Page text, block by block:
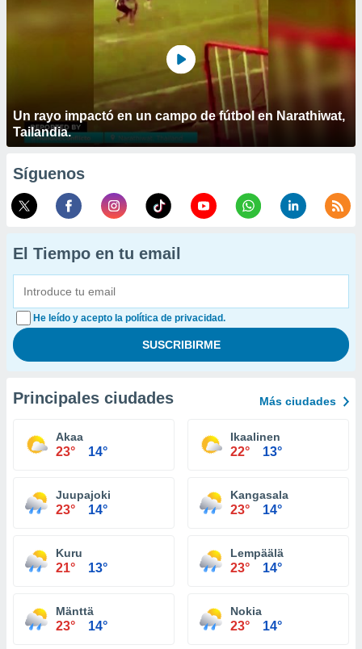
Un rayo impactó en un campo de fútbol en Narathiwat,
Tailandia.
Síguenos
El Tiempo en tu email
He leído y acepto la política de privacidad.
Principales ciudades Más ciudades
Akaa
23° 14°
Ikaalinen
22° 13°
Juupajoki
23° 14°
Kangasala
23° 14°
Kuru
21° 13°
Lempäälä
23° 14°
Mänttä
23° 14°
Nokia
23° 14°